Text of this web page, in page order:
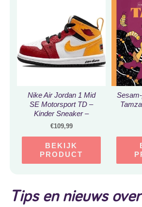
Nike Air Jordan 1 Mid
SE Motorsport TD –
Kinder Sneaker –
DJ0335-067 – Maat 23.5
€109,99
BEKIJK
PRODUCT
Tips en nieuws